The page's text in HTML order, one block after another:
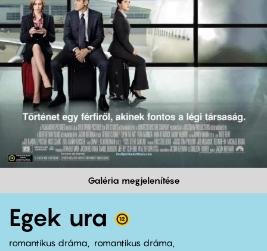
Galéria megjelenítése
Egek ura
romantikus dráma
romantikus dráma